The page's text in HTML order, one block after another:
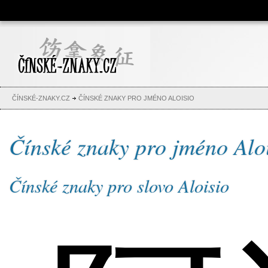
Čínské znaky, česko-čínský
slovník, abeceda, jména,
tetování
ČÍNSKÉ-ZNAKY.CZ ČÍNSKÉ ZNAKY PRO JMÉNO ALOISIO
Čínské znaky pro jméno
Čínské znaky pro slovo Aloisio